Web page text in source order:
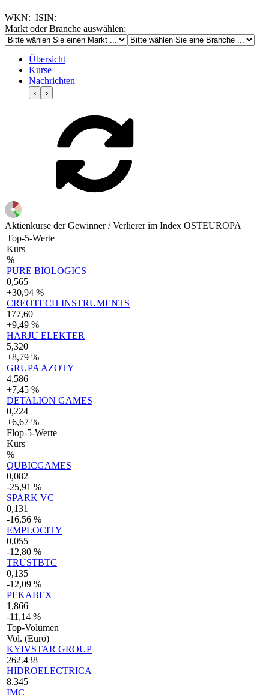
WKN: ISIN:
Markt oder Branche auswählen:
Übersicht
Kurse
Nachrichten
‹ ›
Aktienkurse der Gewinner / Verlierer im Index OSTEUROPA
Top-5-Werte
Kurs
%
PURE BIOLOGICS
0,565
+30,94 %
CREOTECH INSTRUMENTS
177,60
+9,49 %
HARJU ELEKTER
5,320
+8,79 %
GRUPA AZOTY
4,586
+7,45 %
DETALION GAMES
0,224
+6,67 %
Flop-5-Werte
Kurs
%
QUBICGAMES
0,082
-25,91 %
SPARK VC
0,131
-16,56 %
EMPLOCITY
0,055
-12,80 %
TRUSTBTC
0,135
-12,09 %
PEKABEX
1,866
-11,14 %
Top-Volumen
Vol. (Euro)
KYIVSTAR GROUP
262.438
HIDROELECTRICA
8.345
IMC